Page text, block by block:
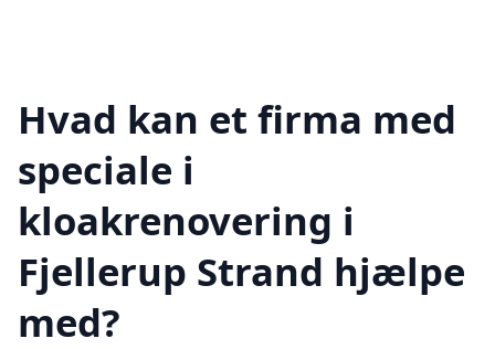
Hvad kan et firma med
speciale i
kloakrenovering i
Fjellerup Strand hjælpe
med?